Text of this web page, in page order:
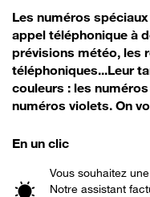
Les numéros
appel téléphonique à
prévisions météo, les
téléphoniques...Leur
couleurs : les
numéros violets. On
En un clic
Vous souhaitez
Notre assistant